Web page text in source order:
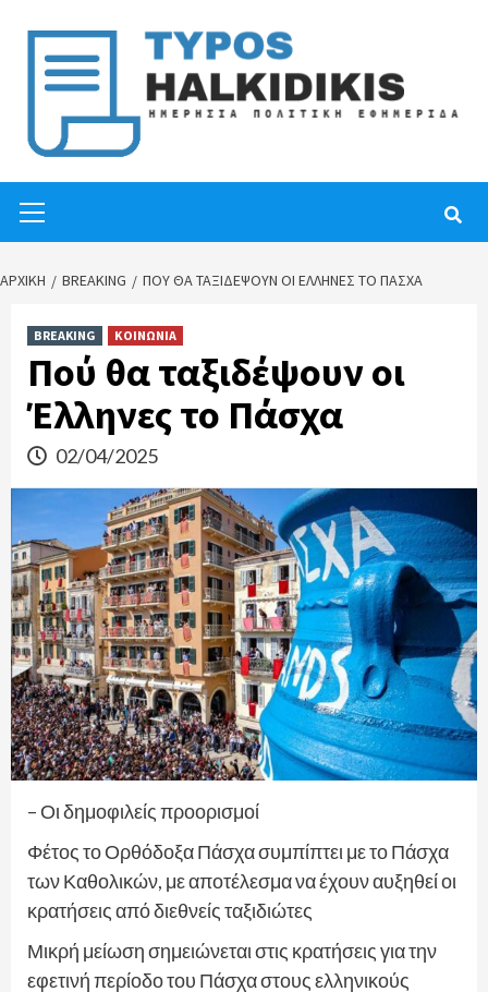
content
Menu
ΑΡΧΙΚΉ BREAKING ΠΟΎ ΘΑ ΤΑΞΙΔΈΨΟΥΝ ΟΙ ΈΛΛΗΝΕΣ ΤΟ ΠΆΣΧΑ
BREAKING ΚΟΙΝΩΝΙΑ
Πού θα ταξιδέψουν οι
Έλληνες το Πάσχα
02/04/2025
– Οι δημοφιλείς προορισμοί
Φέτος το Ορθόδοξα Πάσχα συμπίπτει με το Πάσχα
των Καθολικών, με αποτέλεσμα να έχουν αυξηθεί οι
κρατήσεις από διεθνείς ταξιδιώτες
Μικρή μείωση σημειώνεται στις κρατήσεις για την
εφετινή περίοδο του Πάσχα στους ελληνικούς